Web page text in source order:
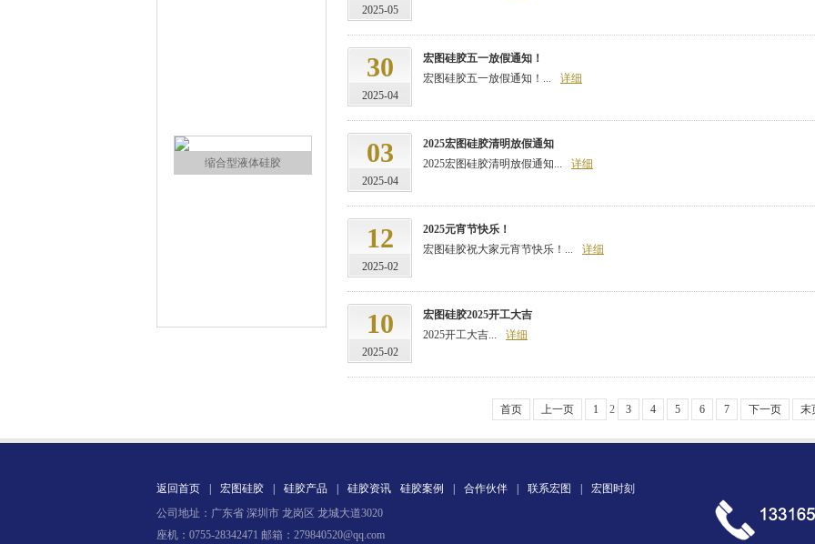
加成型液体硅橡胶
2025-05
30
2025-04
宏图硅胶五一放假通知！
宏图硅胶五一放假通知！...
详细
03
2025-04
2025宏图硅胶清明放假通知
2025宏图硅胶清明放假通知...
详细
12
2025-02
2025元宵节快乐！
宏图硅胶祝大家元宵节快乐！...
详细
10
2025-02
宏图硅胶2025开工大吉
2025开工大吉...
详细
首页 上一页 1 2 3 4 5 6 7 下一页 末
返回首页 宏图硅胶 硅胶产品 硅胶资讯 硅胶案例 合作伙伴 联系宏图
宏图时刻
公司地址：广东省 深圳市 龙岗区 龙城大道3020
座机：0755-28342471 邮箱：279840520@qq.com